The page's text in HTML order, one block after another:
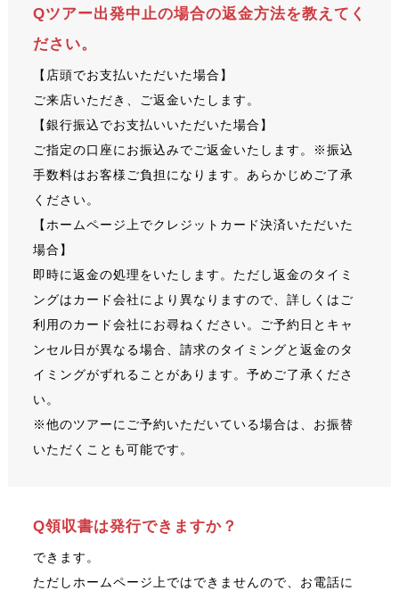
Qツアー出発中止の場合の返金方法を教えてく
ださい。
【店頭でお支払いただいた場合】
ご来店いただき、ご返金いたします。
【銀行振込でお支払いいただいた場合】
ご指定の口座にお振込みでご返金いたします。※振込
手数料はお客様ご負担になります。あらかじめご了承
ください。
【ホームページ上でクレジットカード決済いただいた
場合】
即時に返金の処理をいたします。ただし返金のタイミ
ングはカード会社により異なりますので、詳しくはご
利用のカード会社にお尋ねください。ご予約日とキャ
ンセル日が異なる場合、請求のタイミングと返金のタ
イミングがずれることがあります。予めご了承くださ
い。
※他のツアーにご予約いただいている場合は、お振替
いただくことも可能です。
Q領収書は発行できますか？
できます。
ただしホームページ上ではできませんので、お電話に